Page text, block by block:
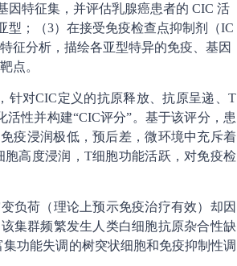
因特征集，并评估乳腺癌患者的 CIC 活
型；（3）在接受免疫检查点抑制剂（IC
征分析，描绘各亚型特异的免疫、基因
点。
针对CIC定义的抗原释放、抗原呈递、T
性并构建“CIC评分”。基于该评分，患
疫浸润极低，预后差，微环境中充斥着
高度浸润，T细胞功能活跃，对免疫检
负荷（理论上预示免疫治疗有效）却因
集群频繁发生人类白细胞抗原杂合性缺
功能失调的树突状细胞和免疫抑制性调